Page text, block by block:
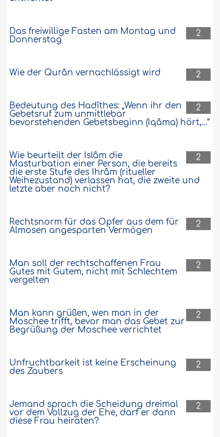
2
Das freiwillige Fasten am Montag und
Donnerstag
2
Wie der Qurân vernachlässigt wird
2
Bedeutung des Hadîthes: „Wenn ihr den
Gebetsruf zum unmittlebar
bevorstehenden Gebetsbeginn (Iqâma) hört,…“
2
Wie beurteilt der Islâm die
Masturbation einer Person, die bereits
die erste Stufe des Ihrâm (ritueller
Weihezustand) verlassen hat, die zweite und
letzte aber noch nicht?
2
Rechtsnorm für das Opfer aus dem für
Almosen angesparten Vermögen
2
Man soll der rechtschaffenen Frau
Gutes mit Gutem, nicht mit Schlechtem
vergelten
2
Man kann grüßen, wen man in der
Moschee trifft, bevor man das Gebet zur
Begrüßung der Moschee verrichtet
2
Unfruchtbarkeit ist keine Erscheinung
des Zaubers
2
Jemand sprach die Scheidung dreimal
vor dem Vollzug der Ehe, darf er dann
diese Frau heiraten?